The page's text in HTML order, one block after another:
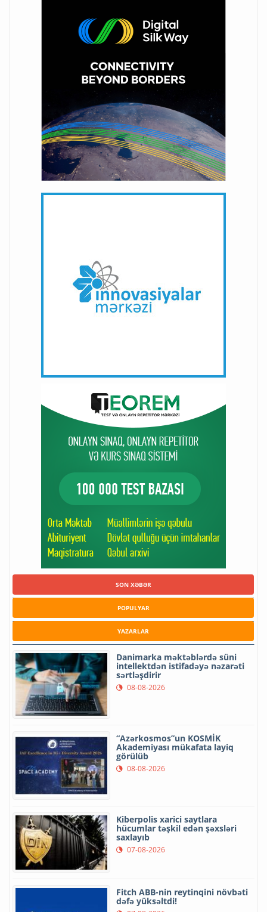
SON XƏBƏR
POPULYAR
YAZARLAR
Danimarka məktəblərdə süni
intellektdən istifadəyə nəzarəti
sərtləşdirir
08-08-2026
“Azərkosmos”un KOSMİK
Akademiyası mükafata layiq
görülüb
08-08-2026
Kiberpolis xarici saytlara
hücumlar təşkil edən şəxsləri
saxlayıb
07-08-2026
Fitch ABB-nin reytinqini növbəti
dəfə yüksəltdi!